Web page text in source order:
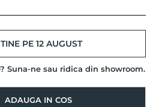
PE 12 AUGUST
Suna-ne sau ridica din showroom.
ADAUGA IN COS